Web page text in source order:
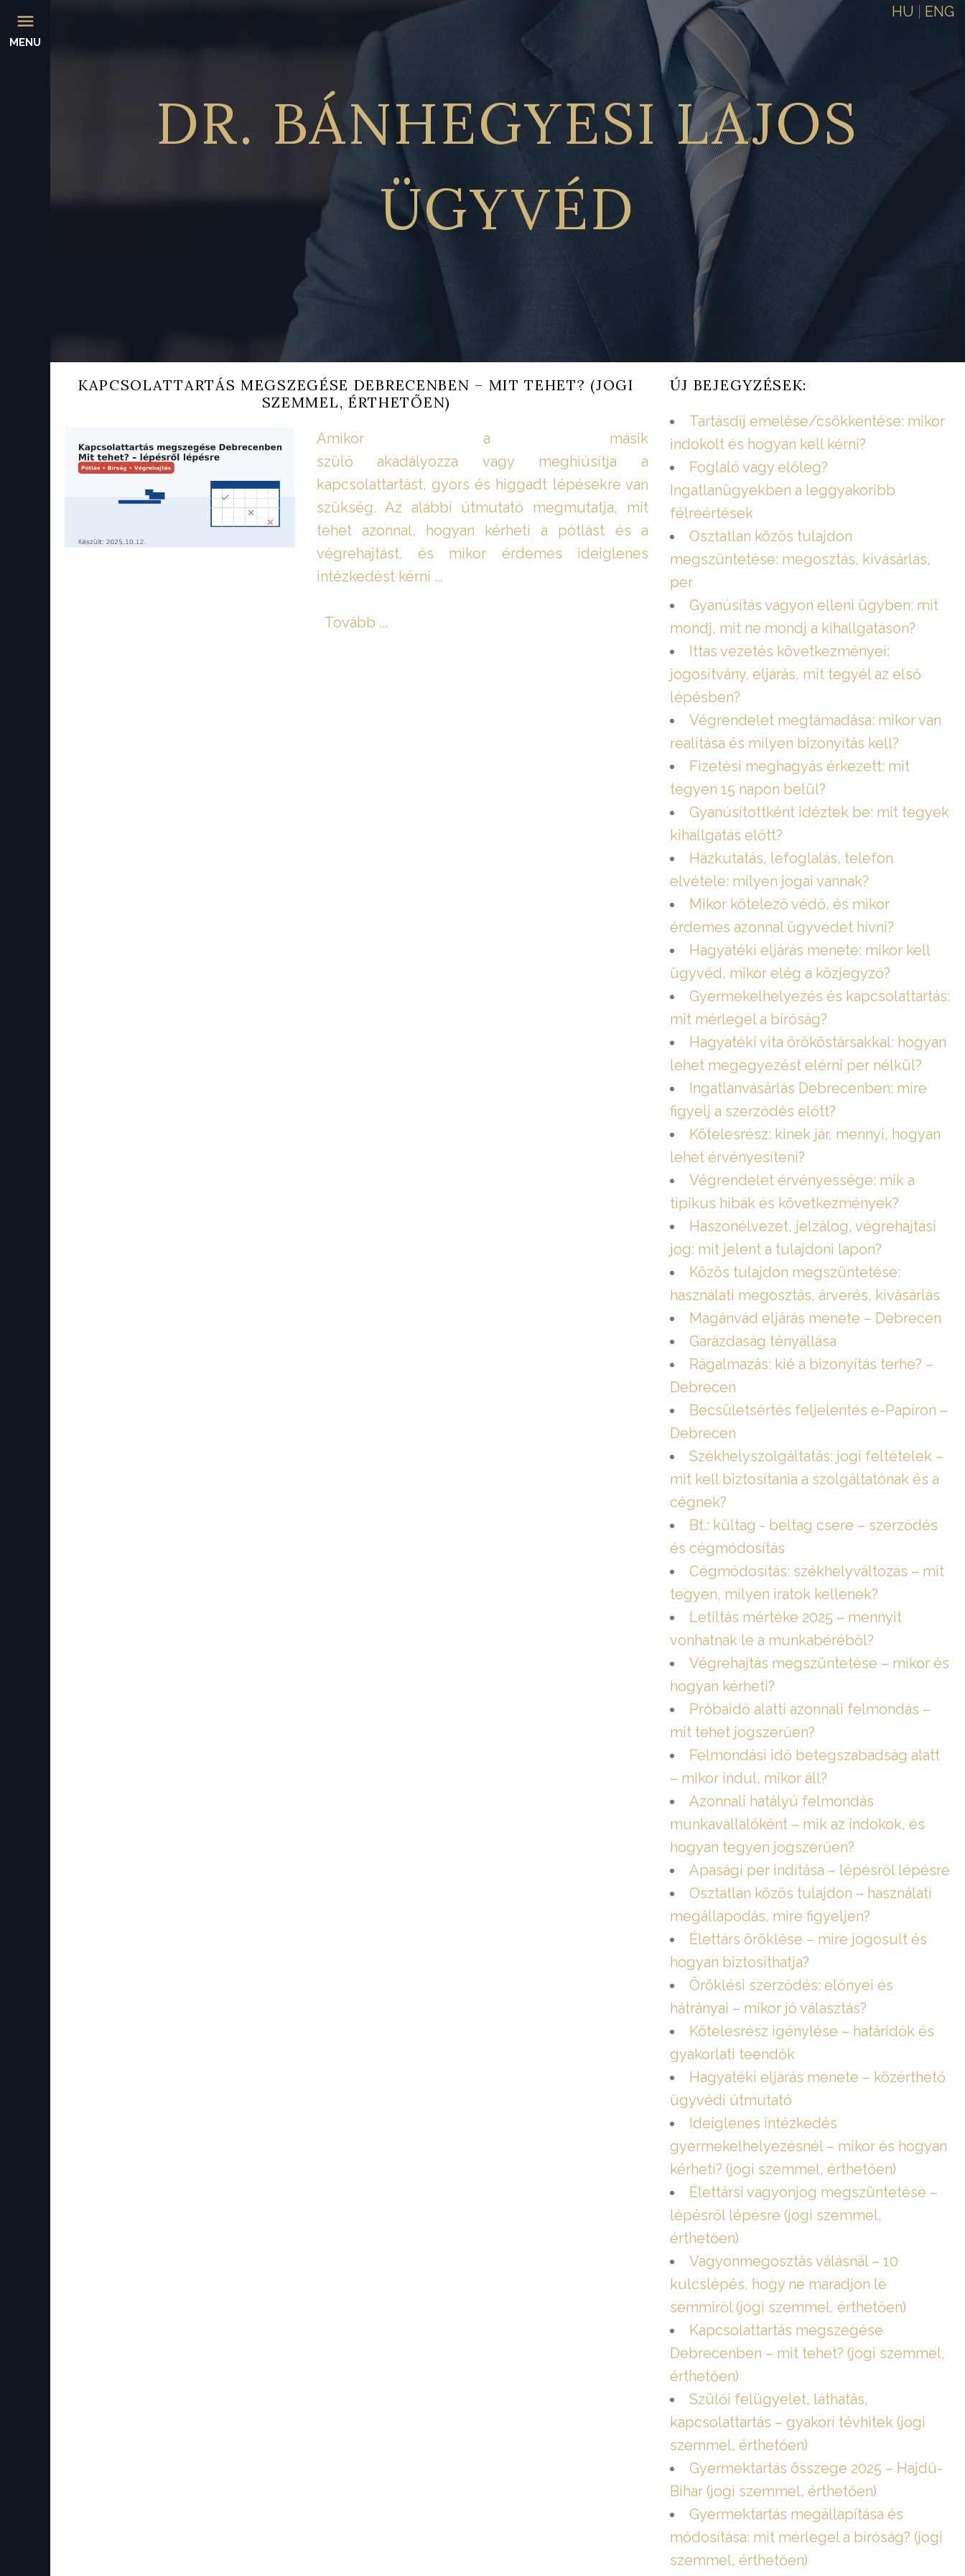
MENU
HU ENG
DR. BÁNHEGYESI LAJOS
ÜGYVÉD
KAPCSOLATTARTÁS MEGSZEGÉSE DEBRECENBEN – MIT TEHET? (JOGI
SZEMMEL, ÉRTHETŐEN)
Amikor a másik
szülő akadályozza vagy meghiúsítja a
kapcsolattartást, gyors és higgadt lépésekre van
szükség. Az alábbi útmutató megmutatja, mit
tehet azonnal, hogyan kérheti a pótlást és a
végrehajtást, és mikor érdemes ideiglenes
intézkedést kérni ...
Tovább ...
ÚJ BEJEGYZÉSEK:
Tartásdíj emelése/csökkentése: mikor
indokolt és hogyan kell kérni?
Foglaló vagy előleg?
Ingatlanügyekben a leggyakoribb
félreértések
Osztatlan közös tulajdon
megszüntetése: megosztás, kivásárlás,
per
Gyanúsítás vagyon elleni ügyben: mit
mondj, mit ne mondj a kihallgatáson?
Ittas vezetés következményei:
jogosítvány, eljárás, mit tegyél az első
lépésben?
Végrendelet megtámadása: mikor van
realitása és milyen bizonyítás kell?
Fizetési meghagyás érkezett: mit
tegyen 15 napon belül?
Gyanúsítottként idéztek be: mit tegyek
kihallgatás előtt?
Házkutatás, lefoglalás, telefon
elvétele: milyen jogai vannak?
Mikor kötelező védő, és mikor
érdemes azonnal ügyvédet hívni?
Hagyatéki eljárás menete: mikor kell
ügyvéd, mikor elég a közjegyző?
Gyermekelhelyezés és kapcsolattartás:
mit mérlegel a bíróság?
Hagyatéki vita örököstársakkal: hogyan
lehet megegyezést elérni per nélkül?
Ingatlanvásárlás Debrecenben: mire
figyelj a szerződés előtt?
Kötelesrész: kinek jár, mennyi, hogyan
lehet érvényesíteni?
Végrendelet érvényessége: mik a
tipikus hibák és következmények?
Haszonélvezet, jelzálog, végrehajtási
jog: mit jelent a tulajdoni lapon?
Közös tulajdon megszüntetése:
használati megosztás, árverés, kivásárlás
Magánvád eljárás menete – Debrecen
Garázdaság tényállása
Rágalmazás: kié a bizonyítás terhe? –
Debrecen
Becsületsértés feljelentés e-Papíron –
Debrecen
Székhelyszolgáltatás: jogi feltételek –
mit kell biztosítania a szolgáltatónak és a
cégnek?
Bt.: kültag - beltag csere – szerződés
és cégmódosítás
Cégmódosítás: székhelyváltozás – mit
tegyen, milyen iratok kellenek?
Letiltás mértéke 2025 – mennyit
vonhatnak le a munkabéréből?
Végrehajtás megszüntetése – mikor és
hogyan kérheti?
Próbaidő alatti azonnali felmondás –
mit tehet jogszerűen?
Felmondási idő betegszabadság alatt
– mikor indul, mikor áll?
Azonnali hatályú felmondás
munkavállalóként – mik az indokok, és
hogyan tegyen jogszerűen?
Apasági per indítása – lépésről lépésre
Osztatlan közös tulajdon – használati
megállapodás, mire figyeljen?
Élettárs öröklése – mire jogosult és
hogyan biztosíthatja?
Öröklési szerződés: előnyei és
hátrányai – mikor jó választás?
Kötelesrész igénylése – határidők és
gyakorlati teendők
Hagyatéki eljárás menete – közérthető
ügyvédi útmutató
Ideiglenes intézkedés
gyermekelhelyezésnél – mikor és hogyan
kérheti? (jogi szemmel, érthetően)
Élettársi vagyonjog megszüntetése –
lépésről lépésre (jogi szemmel,
érthetően)
Vagyonmegosztás válásnál – 10
kulcslépés, hogy ne maradjon le
semmiről (jogi szemmel, érthetően)
Kapcsolattartás megszegése
Debrecenben – mit tehet? (jogi szemmel,
érthetően)
Szülői felügyelet, láthatás,
kapcsolattartás – gyakori tévhitek (jogi
szemmel, érthetően)
Gyermektartás összege 2025 – Hajdú-
Bihar (jogi szemmel, érthetően)
Gyermektartás megállapítása és
módosítása: mit mérlegel a bíróság? (jogi
szemmel, érthetően)